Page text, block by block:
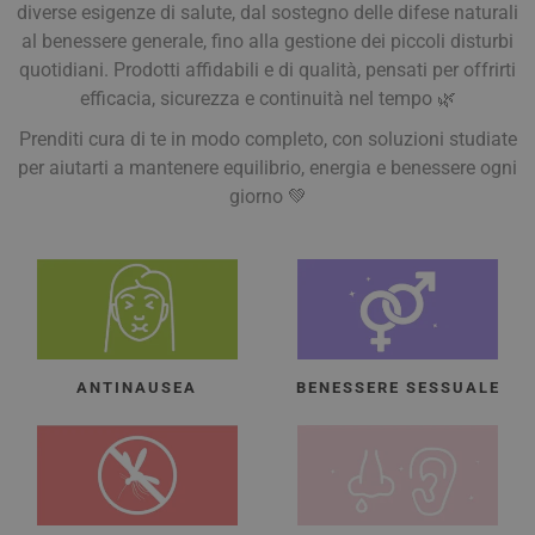
diverse esigenze di salute, dal sostegno delle difese naturali
al benessere generale, fino alla gestione dei piccoli disturbi
quotidiani. Prodotti affidabili e di qualità, pensati per offrirti
efficacia, sicurezza e continuità nel tempo 🌿
Prenditi cura di te in modo completo, con soluzioni studiate
per aiutarti a mantenere equilibrio, energia e benessere ogni
giorno 💚
ANTINAUSEA BENESSERE SESSUALE